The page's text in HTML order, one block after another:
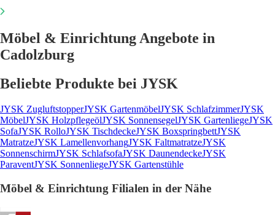
Möbel & Einrichtung Angebote in
Cadolzburg
Beliebte Produkte bei JYSK
JYSK ZugluftstopperJYSK GartenmöbelJYSK SchlafzimmerJYSK
MöbelJYSK HolzpflegeölJYSK SonnensegelJYSK GartenliegeJYSK
SofaJYSK RolloJYSK TischdeckeJYSK BoxspringbettJYSK
MatratzeJYSK LamellenvorhangJYSK FaltmatratzeJYSK
SonnenschirmJYSK SchlafsofaJYSK DaunendeckeJYSK
ParaventJYSK SonnenliegeJYSK Gartenstühle
Möbel & Einrichtung Filialen in der Nähe